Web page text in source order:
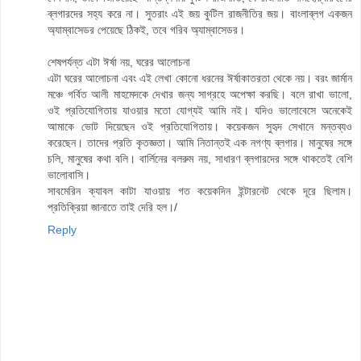
ব্লগারদের সহ্য করে না। সুতরাং এই জয় কুটিল রাজনীতির জয়। বাংলাব্লগ একজন
অ্যাম্বাসেডর পেয়েছে ঠিকই, তবে গরিব অ্যাম্বাসেডর।
শেষপর্যন্ত এটা ঈর্ষা নয়, ঘরের আলোচনা
এটা ঘরের আলোচনা এবং এই লেখা কোনো ধরনের ঈর্ষাকাতরতা থেকে নয়। বরং জার্মান
মঞ্চে গর্বিত আলী মাহমেদকে দেখার জন্য সাগ্রহে অপেক্ষা করছি। বলে রাখা ভালো,
ওই প্রতিযোগিতায় যাওয়ার মতো যোগ্যই আমি নই। যদিও ভালোবেসে অনেকেই
আমাকে ভোট দিয়েছেন ওই প্রতিযোগিতায়। কয়েকজন সুহৃদ সেখানে মন্তব্যও
করেছেন। তাদের প্রতি কৃতজ্ঞতা। আমি নিতান্তই এক নগণ্য ব্লগার। মানুষের সঙ্গে
চলি, মানুষের কথা বলি। বার্লিনের বলরুম নয়, সাধারণ ব্লগারদের সঙ্গে থাকতেই বেশি
ভালোবাসি।
সাবমেরিন ক্যাবল কাটা যাওয়ায় গত কয়েকদিন ইন্টারনেট থেকে দূরে ছিলাম।
প্রতিক্রিয়া জানাতে তাই দেরি হল।/
Reply